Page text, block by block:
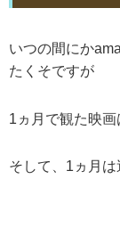
いつの間にか
たくそですが
1ヵ月で観た映画
そして、1ヵ月は